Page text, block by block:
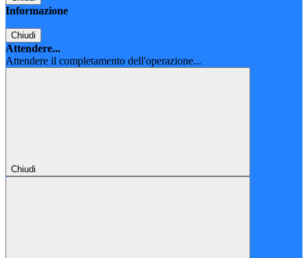
Informazione
Chiudi
Attendere...
Attendere il completamento dell'operazione...
Chiudi